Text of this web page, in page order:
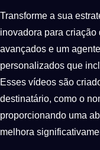
Transforme a sua
inovadora para
avançados e um
personalizados que
Esses vídeos são
destinatário, como o
proporcionando uma
melhora